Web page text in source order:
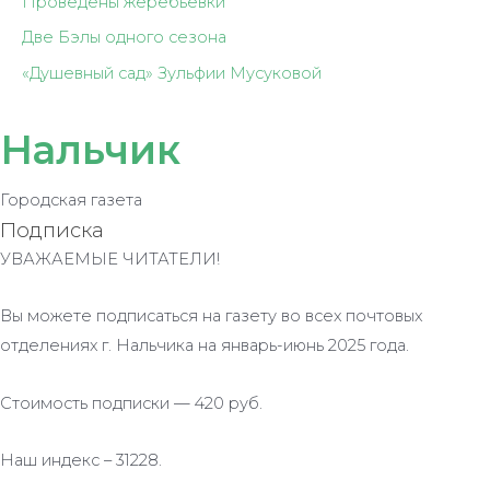
Две Бэлы одного сезона
«Душевный сад» Зульфии Мусуковой
Нальчик
Городская газета
Подписка
УВАЖАЕМЫЕ ЧИТАТЕЛИ!
Вы можете подписаться на газету во всех почтовых
отделениях г. Нальчика на январь-июнь 2025 года.
Стоимость подписки — 420 руб.
Наш индекс – 31228.